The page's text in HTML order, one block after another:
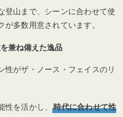
登山まで、シーンに合わせて使
多数用意されています。
兼ね備えた逸品
性がザ・ノース・フェイスのリ
性を活かし、時代に合わせて性